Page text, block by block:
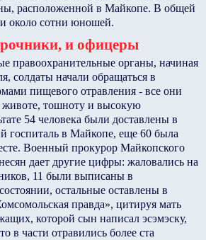
расположенной в Майкопе. В общей
около сотни юношей.
и офицеры
правоохранительные органы, начиная
солдаты начали обращаться в
пищевого отравления - все они
животе, тошноту и высокую
54 человека были доставлены в
госпиталь в Майкопе, еще 60 была
Военный прокурор Майкопского
дает другие цифры: жаловались на
11 были выписаны в
остальные оставлены в
правда», цитируя мать
которой сын написал эсэмэску,
в части отравились более ста